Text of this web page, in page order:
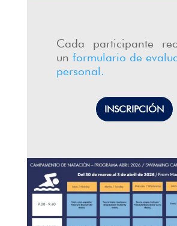
Cada participante
un formulario de
personal.
INSCRIPCIÓN